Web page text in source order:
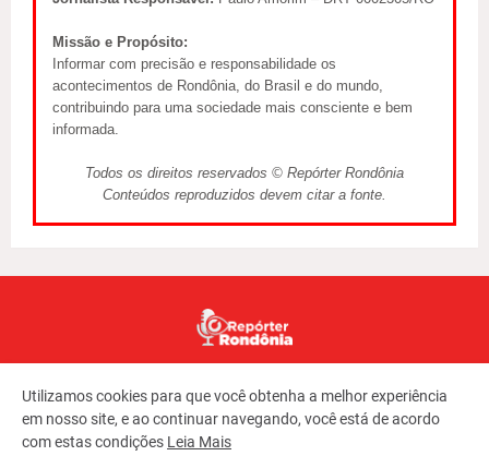
Missão e Propósito:
Informar com precisão e responsabilidade os
acontecimentos de Rondônia, do Brasil e do mundo,
contribuindo para uma sociedade mais consciente e bem
informada.
Todos os direitos reservados © Repórter Rondônia
Conteúdos reproduzidos devem citar a fonte.
Utilizamos cookies para que você obtenha a melhor experiência
em nosso site, e ao continuar navegando, você está de acordo
com estas condições Leia Mais